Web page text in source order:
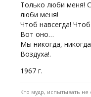
Только люби меня!
люби меня!
Чтоб навсегда!
Вот оно…
Мы никогда,
Воздуха!.
1967 г.
Кто мудр, испытывать не